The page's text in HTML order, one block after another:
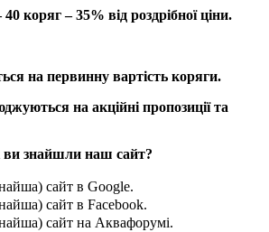
коряг – 35% від роздрібної ціни.
на первинну вартість коряги.
на акційні пропозиції та
знайшли наш сайт?
сайт в Google.
сайт в Facebook.
сайт на Аквафорумі.